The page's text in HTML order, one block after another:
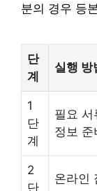
분의 경우 등
단
계
실행 방
1
단
계
필요 서
정보 준
2
단
온라인